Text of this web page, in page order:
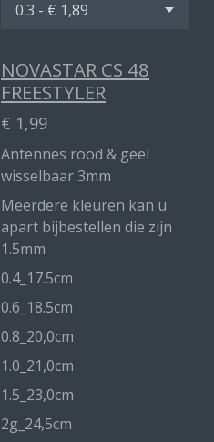
NOVASTAR CS 48
FREESTYLER
€ 1,99
Antennes rood & geel
wisselbaar 3mm
Meerdere kleuren kan u
apart bijbestellen die zijn
1.5mm
0.4_17.5cm
0.6_18.5cm
0.8_20,0cm
1.0_21,0cm
1.5_23,0cm
2g_24,5cm